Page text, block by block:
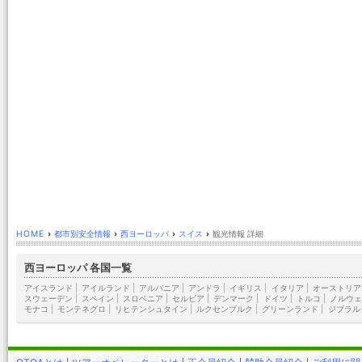
HOME › 都市別安全情報 › 西ヨーロッパ › スイス › 観光情報 詳細
西ヨーロッパ 各国一覧
アイスランド アイルランド アルバニア アンドラ イギリス イタリア オーストリア
スウェーデン
スペイン スロベニア セルビア デンマーク ドイツ トルコ
ノルウ
モナコ
モンテネグロ リヒテンシュタイン ルクセンブルク グリーンランド ジブラル